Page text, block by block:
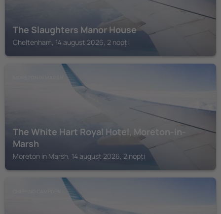
The Slaughters Manor House
Cheltenham, 14 august 2026, 2 nopți
The White Hart Royal Hotel, Moreton-in-
Marsh
Moreton in Marsh, 14 august 2026, 2 nopți